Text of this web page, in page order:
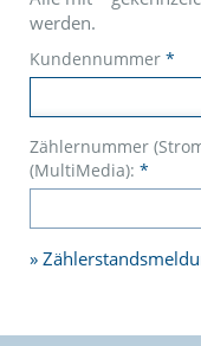
werden.
Kundennummer *
Zählernummer
(MultiMedia): *